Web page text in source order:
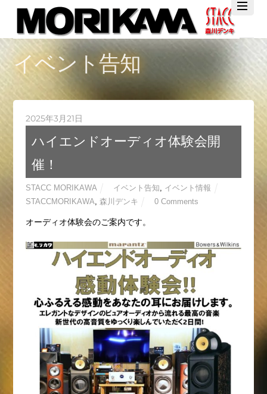
TwitterFacebook
YouTube
イベント告知
2025年3月21日
ハイエンドオーディオ体験会開
催！
STACC MORIKAWA イベント告知
イベント情報
STACCMORIKAWA 森川デンキ 0 Comments
オーディオ体験会のご案内です。